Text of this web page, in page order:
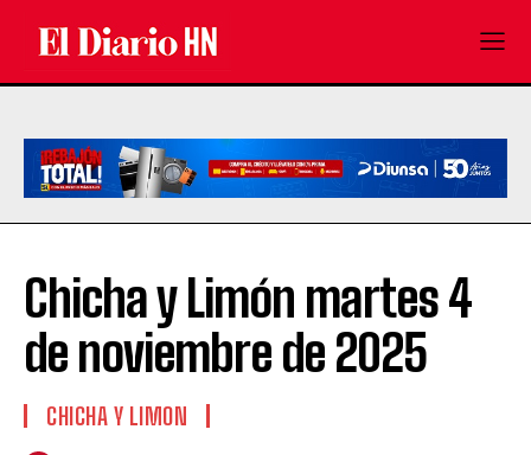
Chicha y Limón martes 4
de noviembre de 2025
CHICHA Y LIMON